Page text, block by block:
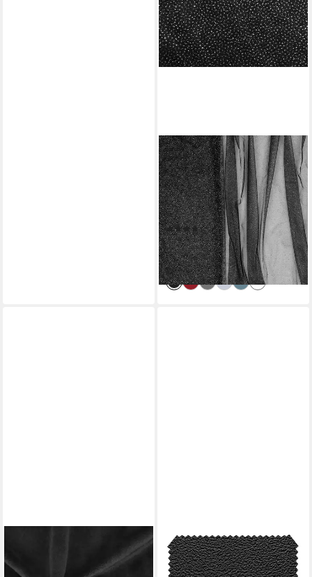
MADDMA
Stoff Tüll mit Glitzer Fasching
Kostümstoff 1 x 1,5 m
Meterware, 001 - schwarz /
silber
(4)
6,54 €
(4,36 €/ 1 qm)
lieferbar - in 3-4 Werktagen bei dir
+16
11,98 €